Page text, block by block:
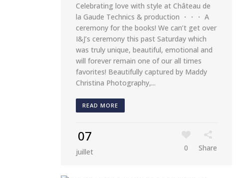
Celebrating love with style at Château de
la Gaude Technics & production ・・・ A
ceremony for the books! We can’t get over
I&J’s ceremony this past Saturday which
was truly unique, beautiful, emotional and
will forever remain one of our all times
favorites! Beautifully captured by Maddy
Christina Photography,...
READ MORE
07
juillet 0 Share